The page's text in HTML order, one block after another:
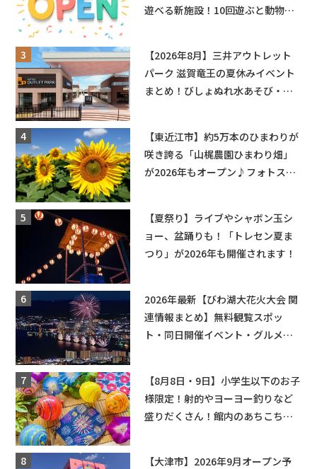
遊べる新施設！10回遊ぶと動物触
【2026年8月】三井アウトレット
パーク 滋賀竜王の夏休みイベント
まとめ！びしょぬれ水あそび・激
【東近江市】約5万本のひまわりが
咲き誇る「山梶農園ひまわり畑」
が2026年もオープン♪フォトスポ
【夏祭り】ライブやシャボン玉シ
ョー、盆踊りも！「トレセン夏ま
つり」が2026年も開催されます！
2026年最新【びわ湖大花火大会 関
連情報まとめ】無料観覧スポッ
ト・同日開催イベント・グルメマ
【8月8日・9日】小学生以下のお子
様限定！射的やヨーヨー釣りなど
盛りだくさん！館内のあちこちに
【大津市】2026年9月オープン予